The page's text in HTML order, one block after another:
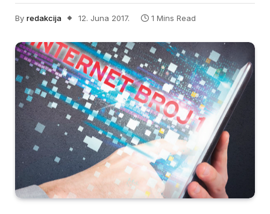
By redakcija 12. Juna 2017. 1 Mins Read